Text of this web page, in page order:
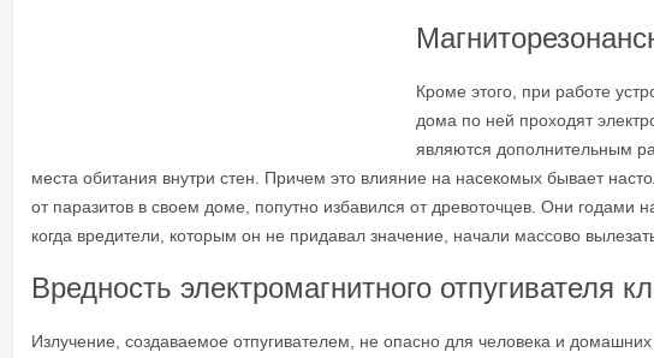
Кроме этого, при работе
дома по ней проходят
являются дополнительным
места обитания внутри стен. Причем это влияние на насекомых бывает
от паразитов в своем доме, попутно избавился от древоточцев. Они
когда вредители, которым он не придавал значение, начали массово вылезать
Вредность электромагнитного отпугивателя
Излучение, создаваемое отпугивателем, не опасно для человека и